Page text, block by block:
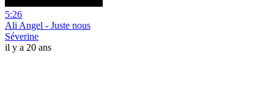
5:26
Ali Angel - Juste nous
Séverine
il y a 20 ans